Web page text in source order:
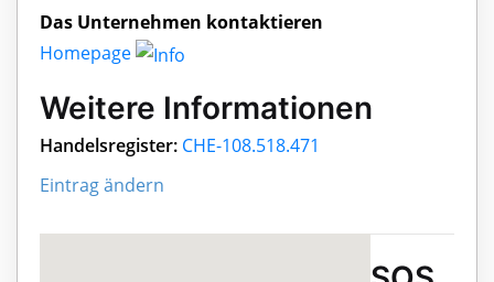
Das Unternehmen kontaktieren
Homepage
Weitere Informationen
Handelsregister: CHE-108.518.471
Eintrag ändern